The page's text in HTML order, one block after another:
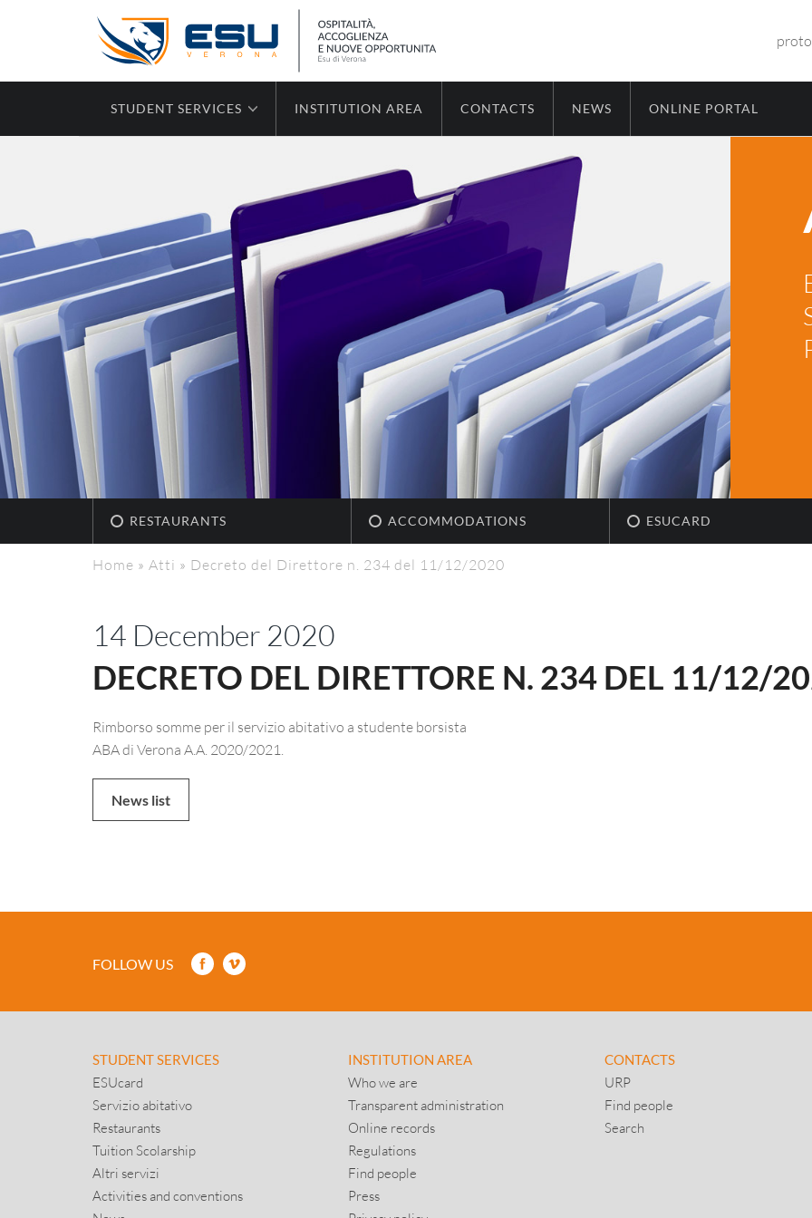
STUDENT SERVICES INSTITUTION AREA CONTACTS NEWS ONLINE PORTAL
RESTAURANTS ACCOMMODATIONS ESUCARD
Home » Atti » Decreto del Direttore n. 234 del 11/12/2020
14 December 2020
DECRETO DEL DIRETTORE N. 234 DEL 11/12/
Rimborso somme per il servizio abitativo a studente borsista
ABA di Verona A.A. 2020/2021.
News list
FOLLOW US
STUDENT SERVICES
ESUcard
Servizio abitativo
Restaurants
Tuition Scolarship
Altri servizi
Activities and conventions
INSTITUTION AREA
Who we are
Transparent administration
Online records
Regulations
Find people
Press
CONTACTS
URP
Find people
Search